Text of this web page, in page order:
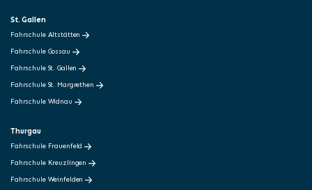
St. Gallen
Fahrschule Altstätten
Fahrschule Gossau
Fahrschule St. Gallen
Fahrschule St. Margrethen
Fahrschule Widnau
Thurgau
Fahrschule Frauenfeld
Fahrschule Kreuzlingen
Fahrschule Weinfelden